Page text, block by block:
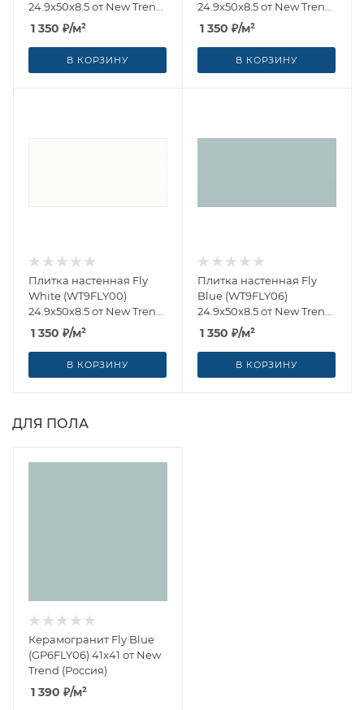
24.9x50x8.5 от New Trend
(Россия)
1 350 ₽/м²
В КОРЗИНУ
24.9x50x8.5 от New Trend
(Россия)
1 350 ₽/м²
В КОРЗИНУ
Плитка настенная Fly
White (WT9FLY00)
24.9x50x8.5 от New Trend
(Россия)
1 350 ₽/м²
В КОРЗИНУ
Плитка настенная Fly
Blue (WT9FLY06)
24.9x50x8.5 от New Trend
(Россия)
1 350 ₽/м²
В КОРЗИНУ
ДЛЯ ПОЛА
Керамогранит Fly Blue
(GP6FLY06) 41x41 от New
Trend (Россия)
1 390 ₽/м²